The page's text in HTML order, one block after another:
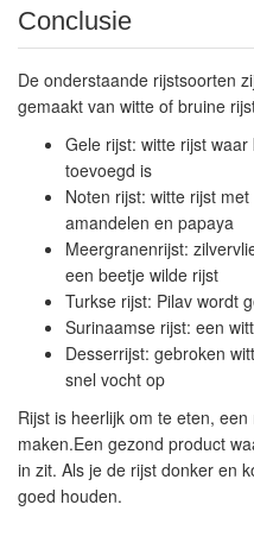
Conclusie
De onderstaande rijstsoorten
gemaakt van witte of bruine
Gele rijst: witte rijst
toevoegd is
Noten rijst: witte rijst
amandelen en papaya
Meergranenrijst:
een beetje wilde rijst
Turkse rijst: Pilav wordt
Surinaamse rijst: een
Desserrijst: gebroken
snel vocht op
Rijst is heerlijk om te eten,
maken.Een gezond product
in zit. Als je de rijst donker en
goed houden.